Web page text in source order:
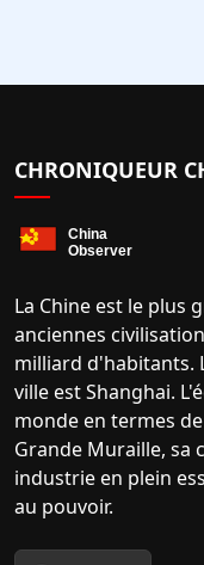
CHRONIQUEUR
La Chine est le plus
anciennes
milliard d'habitants.
ville est Shanghai.
monde en termes
Grande Muraille, sa
industrie en plein
au pouvoir.